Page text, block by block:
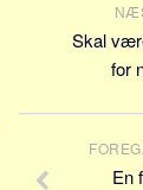
Skal
for
En